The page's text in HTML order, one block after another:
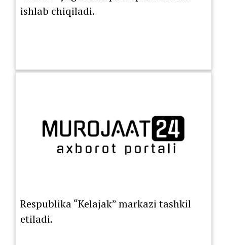
ishlab chiqiladi.
Respublika “Kelajak” markazi tashkil
etiladi.